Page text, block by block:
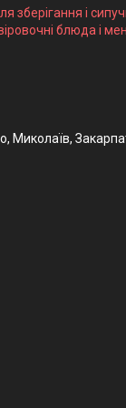
зберігання і
блюда і
Миколаїв,